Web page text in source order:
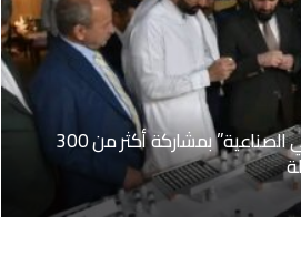
انطلاق “ثلاثية مشهداني الصناعية” بمشاركة أكثر من 300